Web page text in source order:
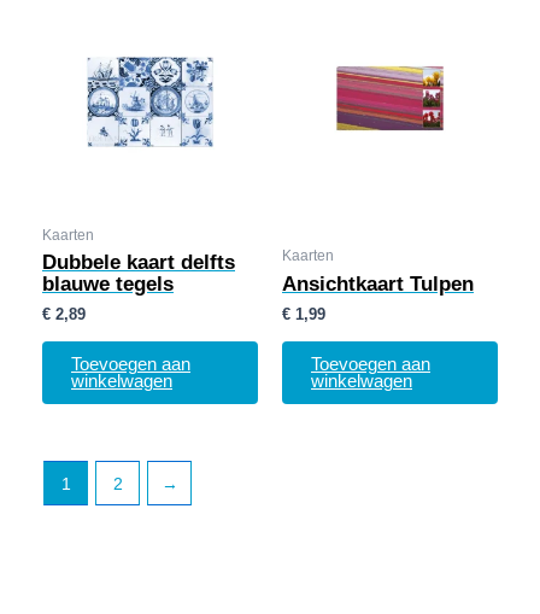
Kaarten
Dubbele kaart delfts
blauwe tegels
€ 2,89
Toevoegen aan
winkelwagen
Kaarten
Ansichtkaart Tulpen
€ 1,99
Toevoegen aan
winkelwagen
1 2 →